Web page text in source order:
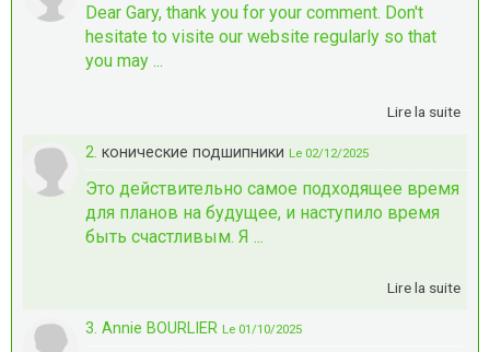
Dear Gary, thank you for your comment. Don't
hesitate to visite our website regularly so that
you may ...
Lire la suite
2. конические подшипники Le 02/12/2025
Это действительно самое подходящее время
для планов на будущее, и наступило время
быть счастливым. Я ...
Lire la suite
3. Annie BOURLIER Le 01/10/2025